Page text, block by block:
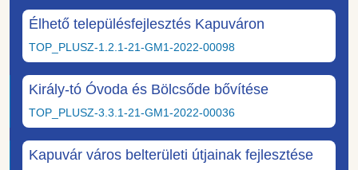
Élhető településfejlesztés Kapuváron
TOP_PLUSZ-1.2.1-21-GM1-2022-00098
Király-tó Óvoda és Bölcsőde bővítése
TOP_PLUSZ-3.3.1-21-GM1-2022-00036
Kapuvár város belterületi útjainak fejlesztése